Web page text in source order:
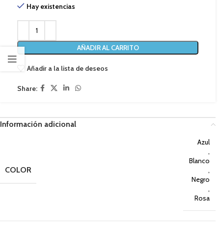
Hay existencias
AÑADIR AL CARRITO
Añadir a la lista de deseos
Share:
Información adicional
COLOR
Azul
,
Blanco
,
Negro
,
Rosa